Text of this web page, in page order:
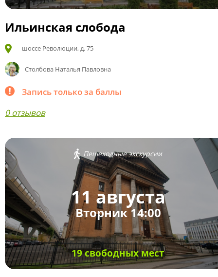
Ильинская слобода
шоссе Революции, д. 75
Столбова Наталья Павловна
Запись только за баллы
0 отзывов
Пешеходные экскурсии
11 августа
Вторник 14:00
19 свободных мест